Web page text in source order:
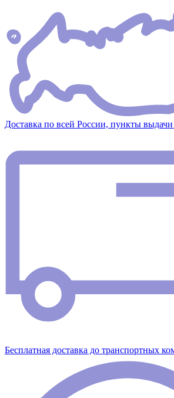
Доставка по всей России, пункты
Бесплатная доставка до транспортных